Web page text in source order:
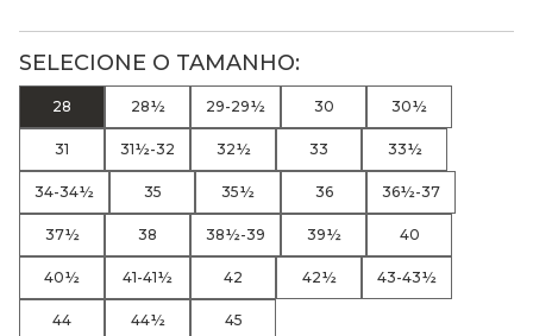
28 28½ 29-29½ 30 30½
31 31½-32 32½ 33 33½
34-34½ 35 35½ 36 36½-37
37½ 38 38½-39 39½ 40
40½ 41-41½ 42 42½ 43-43½
44 44½ 45